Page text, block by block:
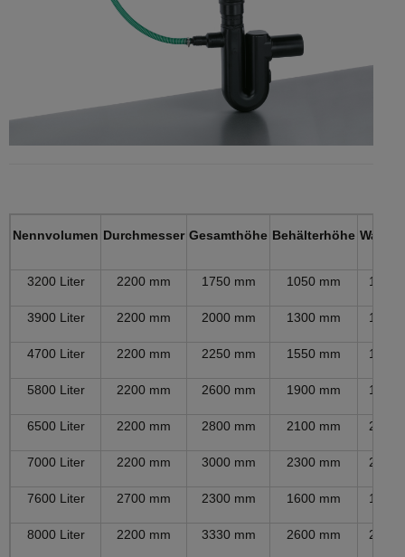
Nennvolumen Durchmesser Gesamthöhe Behälterhöhe
3200 Liter 2200 mm 1750 mm 1050 mm 1010
3900 Liter 2200 mm 2000 mm 1300 mm 1260
4700 Liter 2200 mm 2250 mm 1550 mm 1510
5800 Liter 2200 mm 2600 mm 1900 mm 1860
6500 Liter 2200 mm 2800 mm 2100 mm 2060
7000 Liter 2200 mm 3000 mm 2300 mm 2260
7600 Liter 2700 mm 2300 mm 1600 mm 1560
8000 Liter 2200 mm 3330 mm 2600 mm 2560